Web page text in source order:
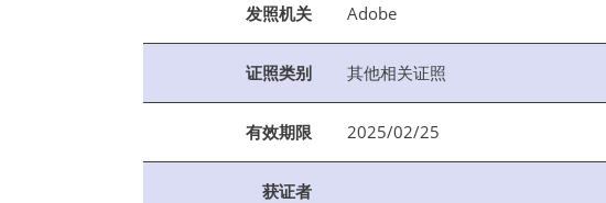
发照机关 Adobe
证照类别 其他相关证照
有效期限 2025/02/25
获证者